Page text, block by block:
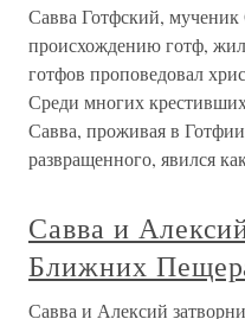
Савва Готфский,
происхождению готф,
готфов проповедовал
Среди многих
Савва, проживая в
развращенного, явился
Савва и
Ближних
Савва и Алексий